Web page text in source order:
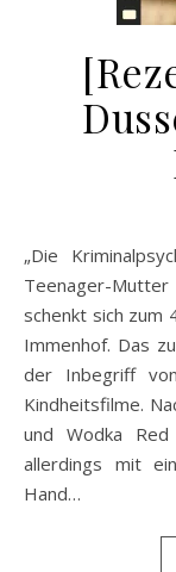
„Die Kriminalpsychologin Sophia, geschieden, zweifache
Teenager-
schenkt sich zum
Immenhof. Das
der Inbegriff
Kindheitsfilme.
und Wodka
allerdings mit
Hand…